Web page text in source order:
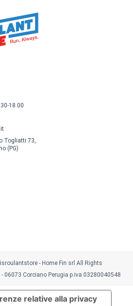
18.00
Togliatti 73,
(PG)
- Home Fin srl All Rights
- 06073 Corciano Perugia p.iva 03280040548
relative alla privacy